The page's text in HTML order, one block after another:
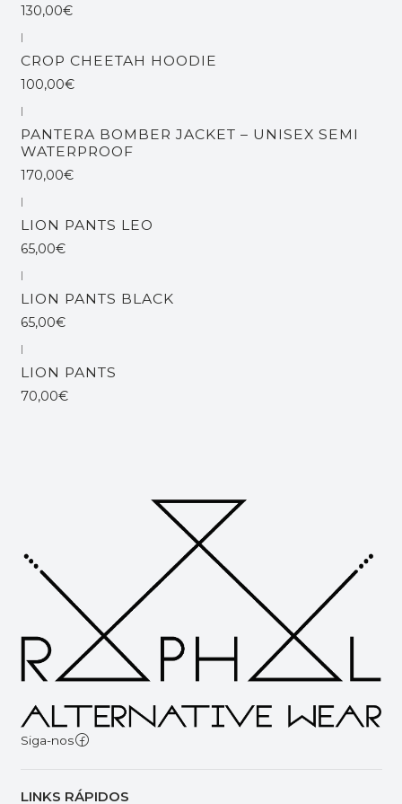
130,00€
|
CROP CHEETAH HOODIE
100,00€
Esgotado
|
PANTERA BOMBER JACKET – UNISEX SEMI
WATERPROOF
170,00€
Esgotado
|
LION PANTS LEO
65,00€
Esgotado
|
LION PANTS BLACK
65,00€
|
LION PANTS
70,00€
Siga-nos
LINKS RÁPIDOS